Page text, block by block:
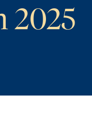
2025